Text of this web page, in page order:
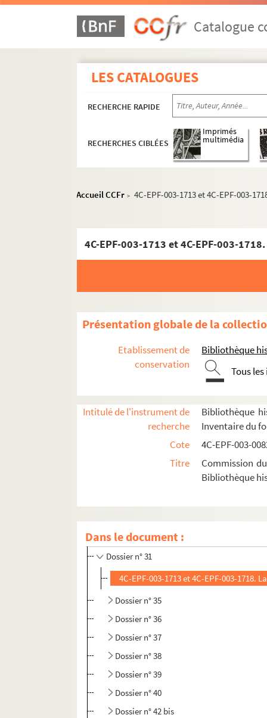
Catalogue
LES CATALOGUES
RECHERCHE RAPIDE
RECHERCHES CIBLÉES
Imprimés
multimédia
Accueil CCFr > 4C-EPF-003-1713 et 4C-EPF-003-
4C-EPF-003-1713 et 4C-EPF-003-
Présentation globale de la
Etablissement de
conservation
Bibliothèque
Tous
Intitulé de l'instrument de
recherche
Bibliothèque
Inventaire du
Cote
4C-EPF-003-
Titre
Commission
Bibliothèque
Dans le document :
5e arrondissement
Dossier n° 1
Dossier n° 3
Dossier n° 5
Dossier n° 7
Dossier n° 8
Dossier n° 11
Dossier n° 12
Dossier n° 15
Dossier n° 16
Dossier n° 17
Dossier n° 18
Dossier n° 21
Dossier n° 23
Dossier n° 29
Dossier n° 30
Dossier n° 31
4C-EPF-003-1713 et 4C-EPF-003-1718.
Dossier n° 35
Dossier n° 36
Dossier n° 37
Dossier n° 38
Dossier n° 39
Dossier n° 40
Dossier n° 42 bis